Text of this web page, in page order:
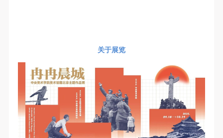
关于展览